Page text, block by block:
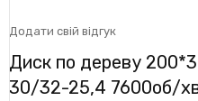
Додати свій відгук
Диск по дереву
30/32-25,4 7600об/